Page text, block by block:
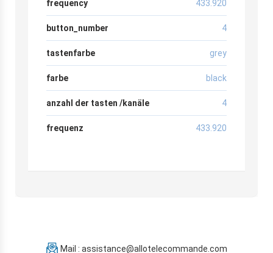
frequency 433.920
button_number 4
tastenfarbe grey
farbe black
anzahl der tasten /kanäle 4
frequenz 433.920
Mail : assistance@allotelecommande.com